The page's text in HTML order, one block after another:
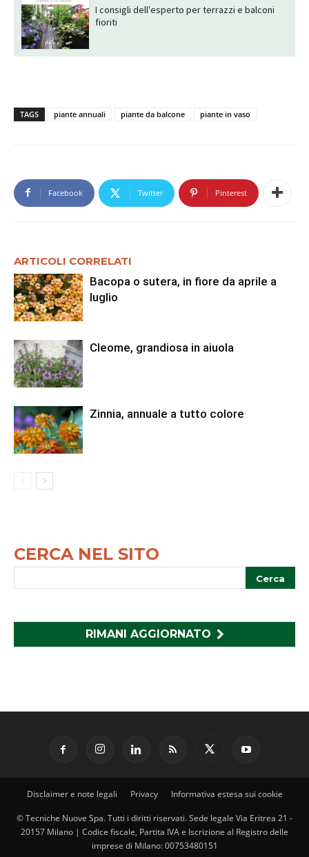
I consigli dell'esperto per terrazzi e balconi
fioriti
TAGS piante annuali piante da balcone piante in vaso
Facebook Twitter Pinterest
ARTICOLI CORRELATI
Bacopa o sutera, in fiore da aprile a
luglio
Cleome, grandiosa in aiuola
Zinnia, annuale a tutto colore
CERCA NEL SITO
RIMANI AGGIORNATO
Disclaimer e note legali Privacy Informativa estesa sui cookie
© Tecniche Nuove Spa. Tutti i diritti riservati. Sede legale Via Eritrea 21 -
20157 Milano | Codice fiscale, Partita IVA e Iscrizione al Registro delle
imprese di Milano: 00753480151